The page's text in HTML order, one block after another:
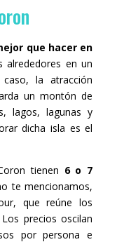
que hacer en
en un
la atracción
un montón de
lagos, lagunas y
dicha isla es el
tienen 6 o 7
te mencionamos,
que reúne los
precios oscilan
por persona e